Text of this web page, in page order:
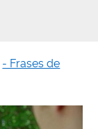
- Frases de